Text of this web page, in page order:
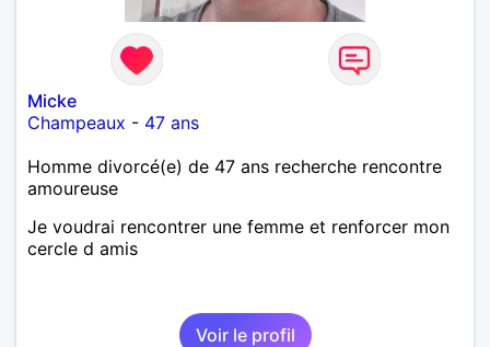
Micke
Champeaux - 47 ans
Homme divorcé(e) de 47 ans recherche rencontre
amoureuse
Je voudrai rencontrer une femme et renforcer mon
cercle d amis
Voir le profil